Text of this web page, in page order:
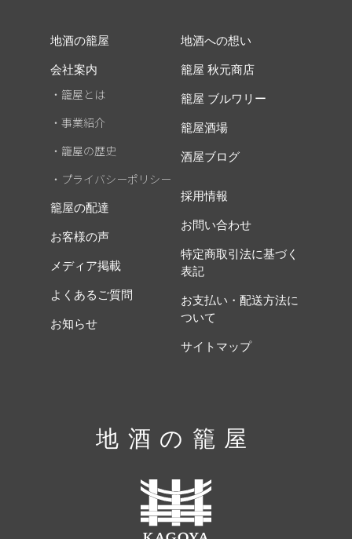
地酒の籠屋
会社案内
・籠屋とは
・事業紹介
・籠屋の歴史
・プライバシーポリシー
地酒への想い
籠屋 秋元商店
籠屋 ブルワリー
籠屋酒場
酒屋ブログ
籠屋の配達
お客様の声
メディア掲載
よくあるご質問
お知らせ
採用情報
お問い合わせ
特定商取引法に基づく
表記
お支払い・配送方法に
ついて
サイトマップ
地酒の籠屋